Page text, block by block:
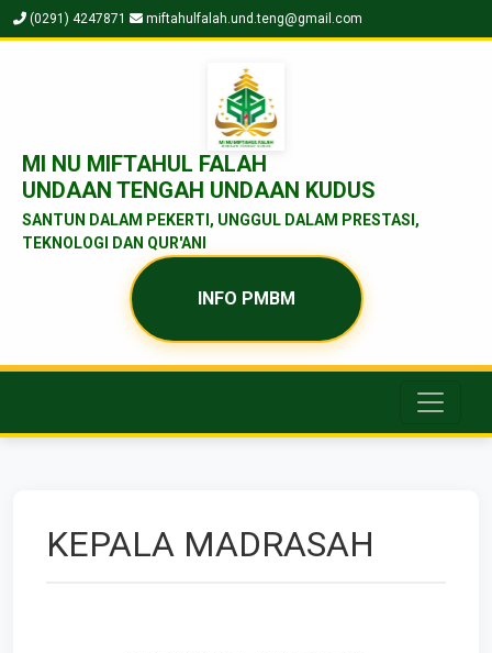
(0291) 4247871 miftahulfalah.und.teng@gmail.com
MI NU MIFTAHUL FALAH
UNDAAN TENGAH UNDAAN KUDUS
SANTUN DALAM PEKERTI, UNGGUL DALAM PRESTASI,
TEKNOLOGI DAN QUR'ANI
INFO PMBM
KEPALA MADRASAH